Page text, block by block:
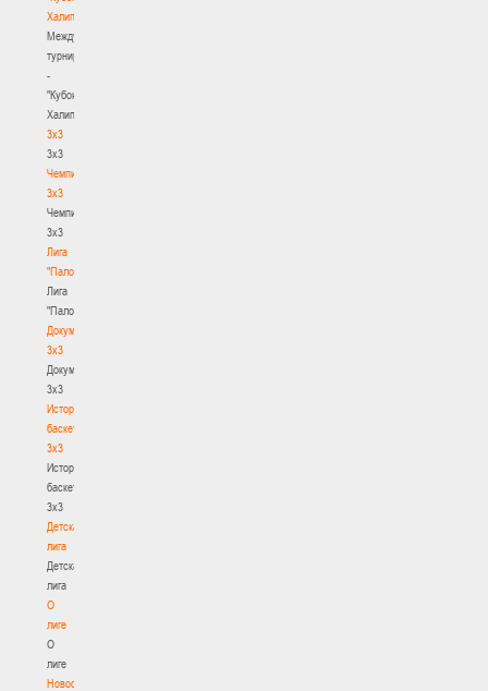
Халипского"
Международный
турнир
-
"Кубок
Халипского"
3x3
3x3
Чемпионат
3х3
Чемпионат
3х3
Лига
"Палова"
Лига
"Палова"
Документы
3х3
Документы
3х3
История
баскетбола
3х3
История
баскетбола
3х3
Детская
лига
Детская
лига
О
лиге
О
лиге
Новости